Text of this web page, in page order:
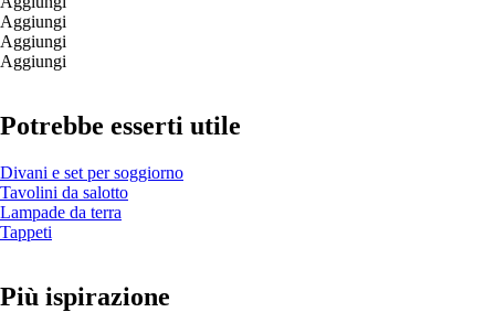
Aggiungi
Aggiungi
Aggiungi
Potrebbe esserti utile
Divani e set per soggiorno
Tavolini da salotto
Lampade da terra
Tappeti
Più ispirazione